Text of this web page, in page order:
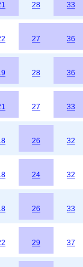
28 33
27 36
28 36
27 33
26 32
24 32
26 33
29 37